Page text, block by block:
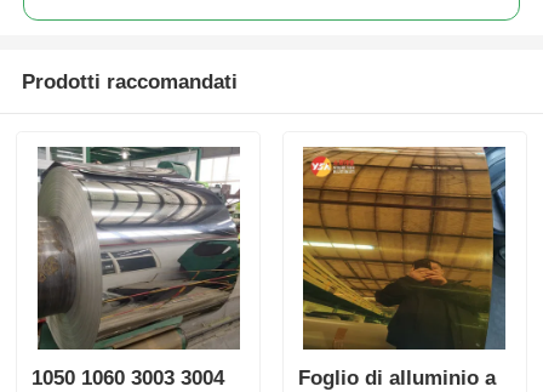
Prodotti raccomandati
1050 1060 3003 3004
Foglio di alluminio a